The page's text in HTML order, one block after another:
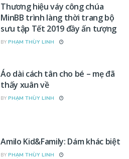
Thương hiệu váy công chúa
MinBB trình làng thời trang bộ
sưu tập Tết 2019 đầy ấn tượng
BY PHẠM THÙY LINH
Áo dài cách tân cho bé – mẹ đã
thấy xuân về
BY PHẠM THÙY LINH
Amilo Kid&Family: Dám khác biệt
BY PHẠM THÙY LINH